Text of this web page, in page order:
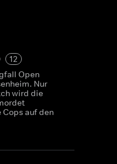
12
Open
Nur
wird die
auf den